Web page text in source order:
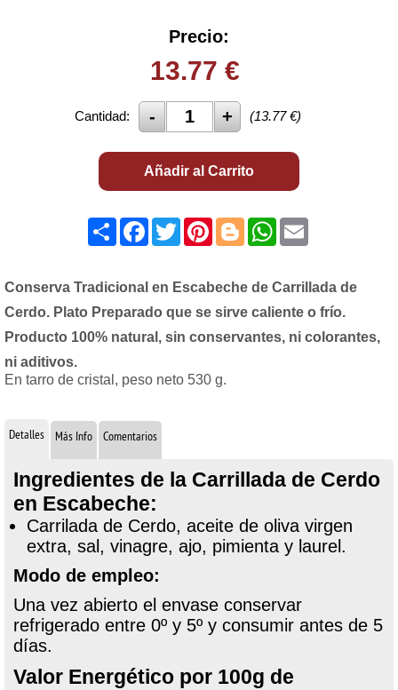
Precio:
13.77 €
Cantidad: (13.77€)
Añadir al Carrito
ShareFacebook
TwitterPinterest
BloggerWhatsApp
Conserva Tradicional en Escabeche de Carrillada de
Cerdo. Plato Preparado que se sirve caliente o frío.
Producto 100% natural, sin conservantes, ni colorantes,
ni aditivos.
En tarro de cristal, peso neto 530 g.
Detalles Más Info Comentarios
Ingredientes de la Carrillada de Cerdo
en Escabeche:
Carrilada de Cerdo, aceite de oliva virgen
extra, sal, vinagre, ajo, pimienta y laurel.
Modo de empleo:
Una vez abierto el envase conservar
refrigerado entre 0º y 5º y consumir antes de 5
días.
Valor Energético por 100g de